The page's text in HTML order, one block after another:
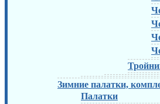
Зимние палатки,
Палатки